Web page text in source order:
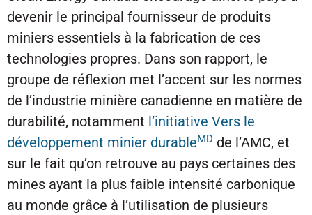
devenir le principal fournisseur de produits
miniers essentiels à la fabrication de ces
technologies propres. Dans son rapport, le
groupe de réflexion met l’accent sur les normes
de l’industrie minière canadienne en matière de
durabilité, notamment l’initiative Vers le
développement minier durableMD de l’AMC, et
sur le fait qu’on retrouve au pays certaines des
mines ayant la plus faible intensité carbonique
au monde grâce à l’utilisation de plusieurs